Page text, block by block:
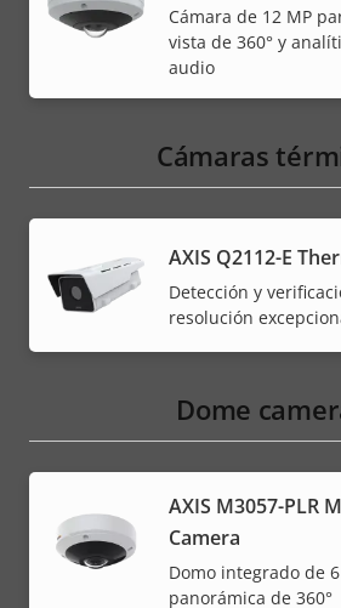
Cámara de 12 MP
vista de 360° y
audio
Cámaras
AXIS Q2112-E
Detección y
resolución
Dome
AXIS M3057-PLR
Camera
Domo integrado de
panorámica de 360°